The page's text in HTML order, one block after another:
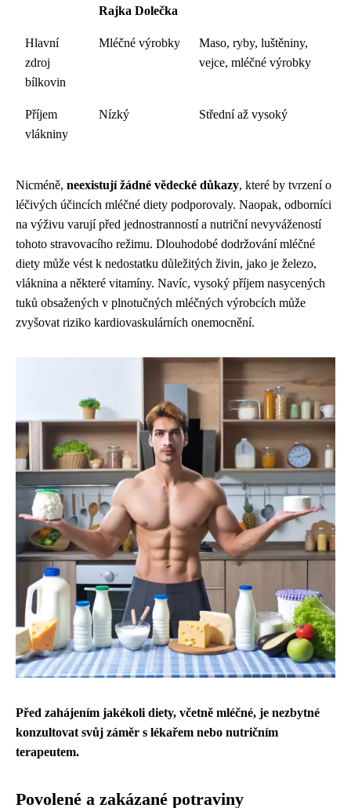
Rajka Dolečka
Hlavní
zdroj
bílkovin
Mléčné výrobky
Maso, ryby, luštěniny,
vejce, mléčné výrobky
Příjem
vlákniny
Nízký Střední až vysoký
Nicméně, neexistují žádné vědecké důkazy, které by tvrzení o
léčivých účincích mléčné diety podporovaly. Naopak, odborníci
na výživu varují před jednostranností a nutriční nevyvážeností
tohoto stravovacího režimu. Dlouhodobé dodržování mléčné
diety může vést k nedostatku důležitých živin, jako je železo,
vláknina a některé vitamíny. Navíc, vysoký příjem nasycených
tuků obsažených v plnotučných mléčných výrobcích může
zvyšovat riziko kardiovaskulárních onemocnění.
Před zahájením jakékoli diety, včetně mléčné, je nezbytné
konzultovat svůj záměr s lékařem nebo nutričním
terapeutem.
Povolené a zakázané potraviny